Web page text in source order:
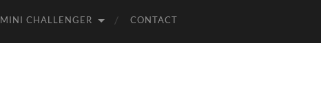
MINI CHALLENGER CONTACT